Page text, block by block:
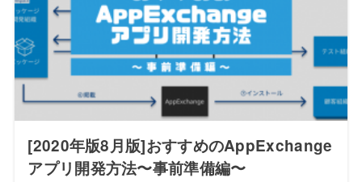
[2020年版8月版]おすすめのAppExchange
アプリ開発方法〜事前準備編〜